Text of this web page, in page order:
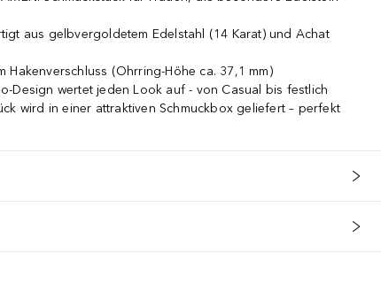
aus gelbvergoldetem Edelstahl (14 Karat) und Achat
Hakenverschluss (Ohrring-Höhe ca. 37,1 mm)
Design wertet jeden Look auf - von Casual bis festlich
wird in einer attraktiven Schmuckbox geliefert – perfekt